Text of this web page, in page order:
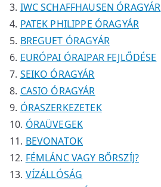
IWC SCHAFFHAUSEN ÓRAGYÁR
PATEK PHILIPPE ÓRAGYÁR
BREGUET ÓRAGYÁR
EURÓPAI ÓRAIPAR FEJLŐDÉSE
SEIKO ÓRAGYÁR
CASIO ÓRAGYÁR
ÓRASZERKEZETEK
ÓRAÜVEGEK
BEVONATOK
FÉMLÁNC VAGY BŐRSZÍJ?
VÍZÁLLÓSÁG